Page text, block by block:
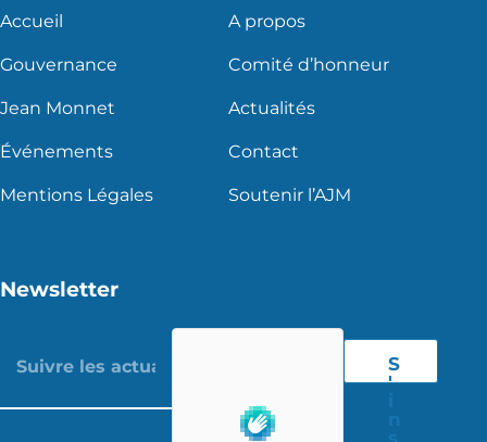
Accueil A propos
Gouvernance Comité d’honneur
Jean Monnet Actualités
Événements Contact
Mentions Légales Soutenir l’AJM
Newsletter
S
'